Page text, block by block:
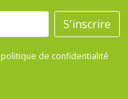
S'inscrire
de confidentialité